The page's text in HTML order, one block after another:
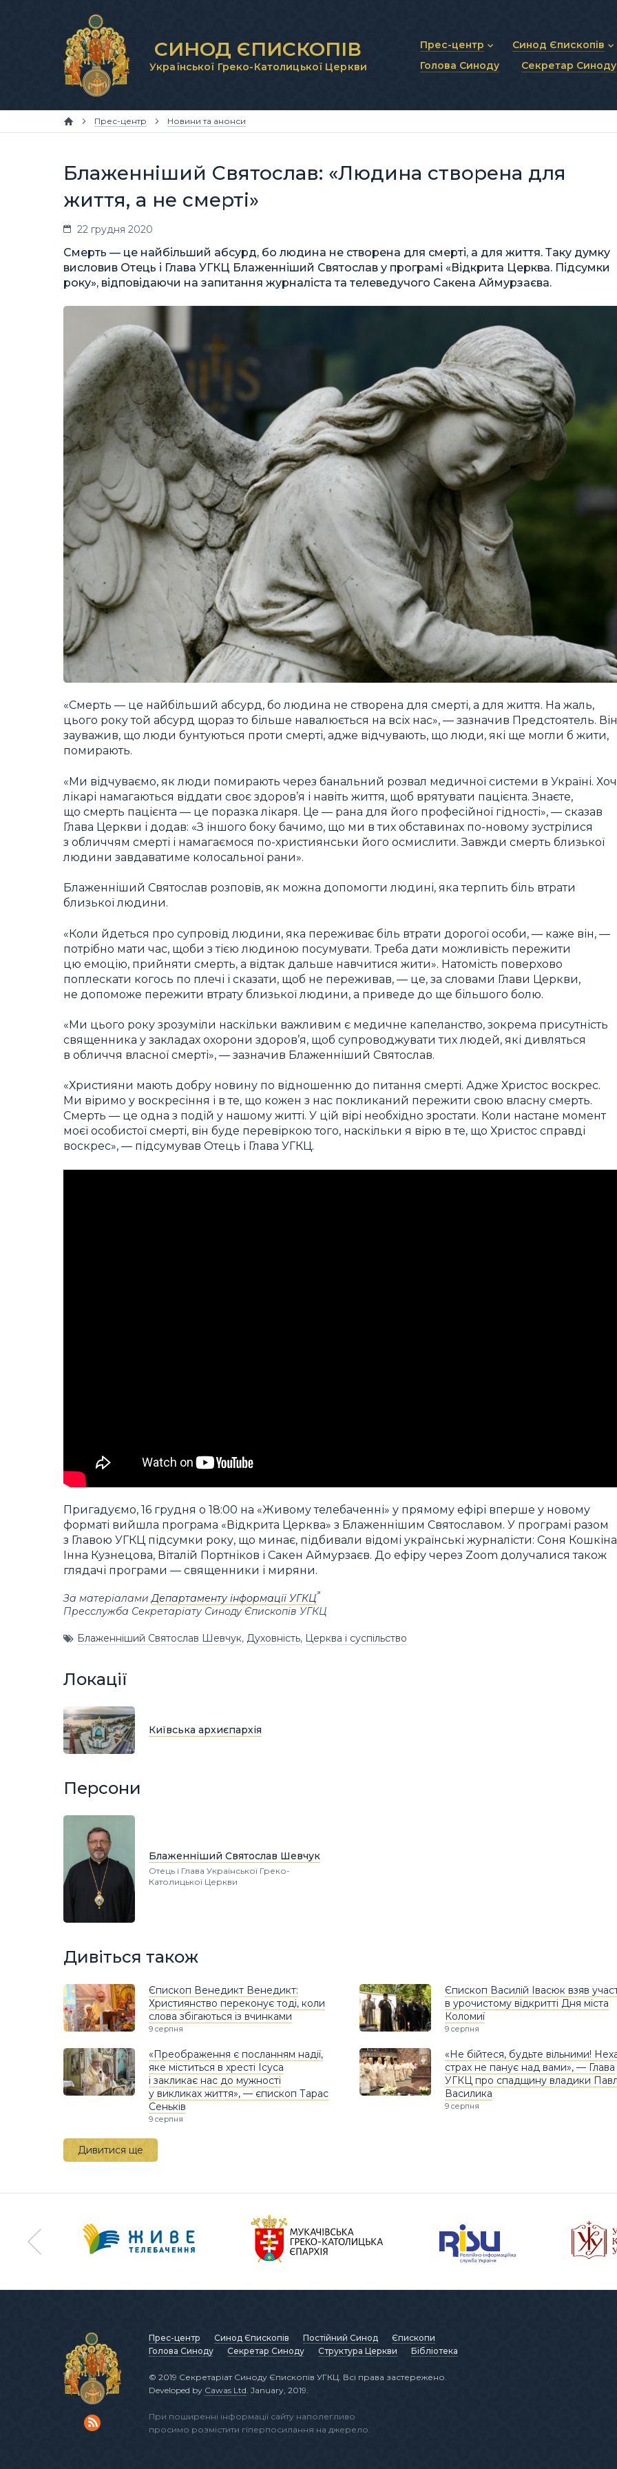
СИНОД ЄПИСКОПІВ
Української Греко-Католицької Церкви
Прес-центр
Новини та анонси
Синод Єпископів
Статут Синоду
Синодальні органи
Голова Синоду Секретар Синоду
Прес-центр Новини та анонси
Блаженніший Святослав: «Людина створена для
життя, а не смерті»
22 грудня 2020
Смерть — це найбільший абсурд, бо людина не створена для смерті, а для життя. Таку думку
висловив Отець і Глава УГКЦ Блаженніший Святослав у програмі «Відкрита Церква. Підсумки
року», відповідаючи на запитання журналіста та телеведучого Сакена Аймурзаєва.
«Смерть — це найбільший абсурд, бо людина не створена для смерті, а для життя. На жаль,
цього року той абсурд щораз то більше навалюється на всіх нас», — зазначив Предстоятель. Він
зауважив, що люди бунтуються проти смерті, адже відчувають, що люди, які ще могли б жити,
помирають.
«Ми відчуваємо, як люди помирають через банальний розвал медичної системи в Україні.
лікарі намагаються віддати своє здоров’я і навіть життя, щоб врятувати пацієнта. Знаєте,
що смерть пацієнта — це поразка лікаря. Це — рана для його професійної гідності», — сказав
Глава Церкви і додав: «З іншого боку бачимо, що ми в тих обставинах по-новому зустрілися
з обличчям смерті і намагаємося по-християнськи його осмислити. Завжди смерть близької
людини завдаватиме колосальної рани».
Блаженніший Святослав розповів, як можна допомогти людині, яка терпить біль втрати
близької людини.
«Коли йдеться про супровід людини, яка переживає біль втрати дорогої особи, — каже він, —
потрібно мати час, щоби з тією людиною посумувати. Треба дати можливість пережити
цю емоцію, прийняти смерть, а відтак дальше навчитися жити». Натомість поверхово
поплескати когось по плечі і сказати, щоб не переживав, — це, за словами Глави Церкви,
не допоможе пережити втрату близької людини, а приведе до ще більшого болю.
«Ми цього року зрозуміли наскільки важливим є медичне капеланство, зокрема присутність
священника у закладах охорони здоров’я, щоб супроводжувати тих людей, які дивляться
в обличчя власної смерті», — зазначив Блаженніший Святослав.
«Християни мають добру новину по відношенню до питання смерті. Адже Христос воскрес.
Ми віримо у воскресіння і в те, що кожен з нас покликаний пережити свою власну смерть.
Смерть — це одна з подій у нашому житті. У цій вірі необхідно зростати. Коли настане момент
моєї особистої смерті, він буде перевіркою того, наскільки я вірю в те, що Христос справді
воскрес», — підсумував Отець і Глава УГКЦ.
Пригадуємо, 16 грудня о 18:00 на «Живому телебаченні» у прямому ефірі вперше у новому
форматі вийшла програма «Відкрита Церква» з Блаженнішим Святославом. У програмі разом
з Главою УГКЦ підсумки року, що минає, підбивали відомі українські журналісти: Соня
Інна Кузнецова, Віталій Портніков і Сакен Аймурзаєв. До ефіру через Zoom долучалися також
глядачі програми — священники і миряни.
За матеріаламиДепартаменту інформації УГКЦ
Пресслужба Секретаріату Синоду Єпископів УГКЦ
Блаженніший Святослав Шевчук, Духовність, Церква і суспільство
Локації
Київська архиєпархія
Персони
Блаженніший Святослав Шевчук
Отець і Глава Української Греко-
Католицької Церкви
Дивіться також
Єпископ Венедикт Венедикт:
Християнство переконує тоді, коли
слова збігаються із вчинками
9 серпня
Єпископ Василій Івасюк взяв
в урочистому відкритті Дня міста
Коломиї
9 серпня
«Преображення є посланням надії,
яке міститься в хресті Ісуса
і закликає нас до мужності
у викликах життя», — єпископ Тарас
Сеньків
9 серпня
«Не бійтеся, будьте вільними!
страх не панує над вами», — Глава
УГКЦ про спадщину владики
Василика
9 серпня
Дивитися ще
Прес-центр Синод Єпископів Постійний Синод
Єпископи
Голова Синоду
Секретар Синоду Структура Церкви Бібліотека
© 2019 Секретаріат Синоду Єпископів УГКЦ. Всі права застережено.
Developed by Cawas Ltd . January, 2019.
При поширенні інформації сайту наполегливо
просимо розмістити гіперпосилання на джерело.